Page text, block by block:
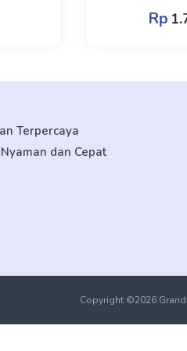
Rp
Terpercaya
dan Cepat
Copyright ©2026